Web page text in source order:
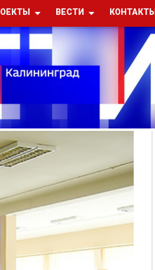
ВЕСТИ КОНТАКТЫ